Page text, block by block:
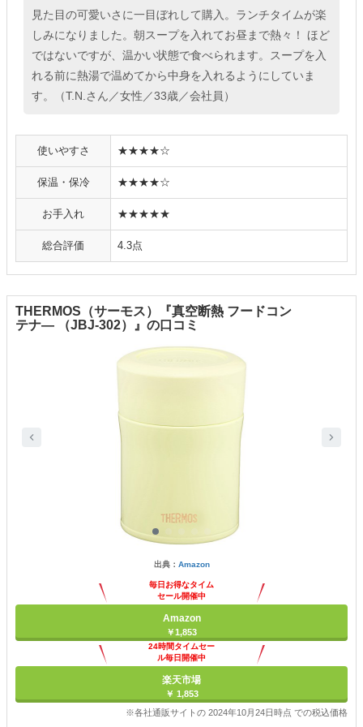
見た目の可愛いさに一目ぼれして購入。ランチタイムが楽
しみになりました。朝スープを入れてお昼まで熱々！ ほど
ではないですが、温かい状態で食べられます。スープを入
れる前に熱湯で温めてから中身を入れるようにしていま
す。（T.N.さん／女性／33歳／会社員）
使いやすさ ★★★★☆
保温・保冷 ★★★★☆
お手入れ ★★★★★
総合評価 4.3点
THERMOS（サーモス）『真空断熱 フードコン
テナ― （JBJ-302）』の口コミ
出典： Amazon
毎日お得なタイム
セール開催中
Amazon
￥1,853
24時間タイムセー
ル毎日開催中
楽天市場
￥ 1,853
※各社通販サイトの 2024年10月24日時点 での税込価格